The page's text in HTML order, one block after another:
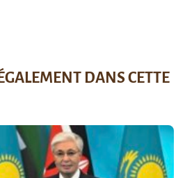
DANS CETTE